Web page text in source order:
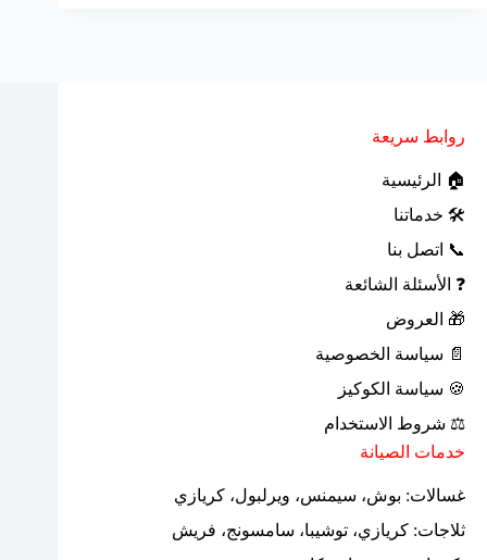
روابط سريعة
🏠 الرئيسية
🛠 خدماتنا
📞 اتصل بنا
❓ الأسئلة الشائعة
🎁 العروض
📄 سياسة الخصوصية
🍪 سياسة الكوكيز
⚖ شروط الاستخدام
خدمات الصيانة
غسالات: بوش، سيمنس، ويرلبول، كريازي
ثلاجات: كريازي، توشيبا، سامسونج، فريش